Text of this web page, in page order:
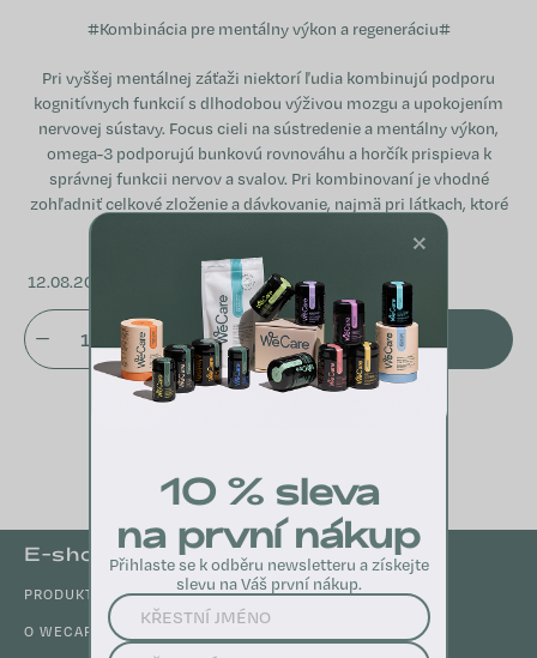
#Kombinácia pre mentálny výkon a regeneráciu#
Pri vyššej mentálnej záťaži niektorí ľudia kombinujú podporu
kognitívnych funkcií s dlhodobou výživou mozgu a upokojením
nervovej sústavy. Focus cieli na sústredenie a mentálny výkon,
omega-3 podporujú bunkovú rovnováhu a horčík prispieva k
správnej funkcii nervov a svalov. Pri kombinovaní je vhodné
zohľadniť celkové zloženie a dávkovanie, najmä pri látkach, ktoré
12.08.2026
PRIDAŤ DO KOŠÍKA
E-shop
PRODUKTY
O WECARE
×
10 % sleva
na první nákup
Přihlaste se k odběru newsletteru a získejte
slevu na Váš první nákup.